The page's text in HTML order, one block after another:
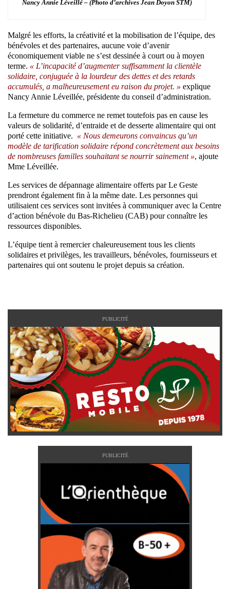
Nancy Annie Léveillé – (Photo d’archives Jean Doyon STM)
Malgré les efforts, la créativité et la mobilisation de l’équipe, des
bénévoles et des partenaires, aucune voie d’avenir
économiquement viable ne s’est dessinée à court ou à moyen
terme. « L’incapacité d’augmenter suffisamment la clientèle
solidaire, conjuguée à la lourdeur des dettes et des retards
accumulés, a malheureusement eu raison du projet. » explique
Nancy Annie Léveillée, présidente du conseil d’administration.
La fermeture du commerce ne remet toutefois pas en cause les
valeurs de solidarité, d’entraide et de desserte alimentaire qui ont
porté cette initiative. « Nous demeurons convaincus qu’un
modèle de tarification solidaire répond concrètement aux besoins
de nombreuses familles souhaitant se nourrir sainement », ajoute
Mme Léveillée.
Les services de dépannage alimentaire offerts par Le Geste
prendront également fin à la même date. Les personnes qui
utilisaient ces services sont invitées à communiquer avec la Centre
d’action bénévole du Bas-Richelieu (CAB) pour connaître les
ressources disponibles.
L’équipe tient à remercier chaleureusement tous les clients
solidaires et privilèges, les travailleurs, bénévoles, fournisseurs et
partenaires qui ont soutenu le projet depuis sa création.
PUBLICITÉ
PUBLICITÉ